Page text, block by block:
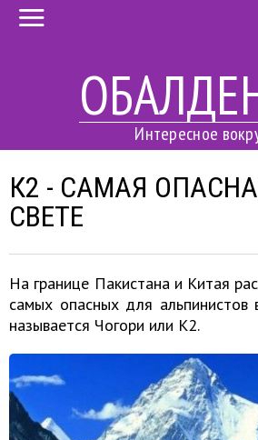
Интересное
К2 - САМАЯ
СВЕТЕ
На границе Пакистана и Китая
самых опасных для
называется Чогори или К2.